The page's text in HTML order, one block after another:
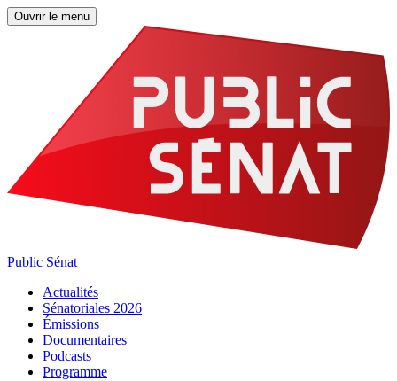
Ouvrir le menu
Public Sénat
Actualités
Sénatoriales 2026
Émissions
Documentaires
Podcasts
Programme